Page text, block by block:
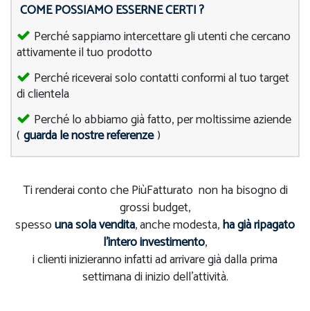
COME POSSIAMO ESSERNE CERTI ?
Perché sappiamo intercettare gli utenti che cercano
attivamente il tuo prodotto
Perché riceverai solo contatti conformi al tuo target
di clientela
Perché lo abbiamo già fatto, per moltissime aziende
( guarda le nostre referenze )
Ti renderai conto che PiùFatturato non ha bisogno di
grossi budget,
spessouna sola vendita, anche modesta,ha già ripagato
l'intero investimento,
i clienti inizieranno infatti ad arrivare già dalla prima
settimana di inizio dell'attività.